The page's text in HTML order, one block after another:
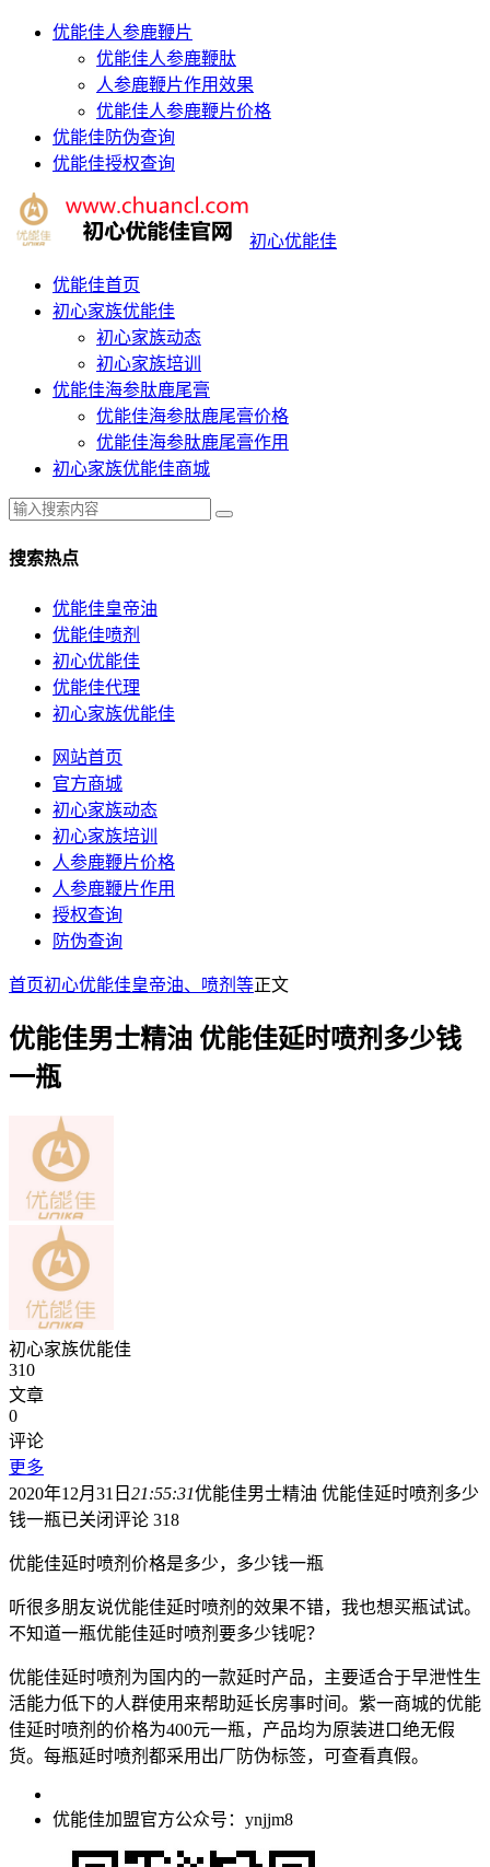
优能佳人参鹿鞭片
优能佳人参鹿鞭肽
人参鹿鞭片作用效果
优能佳人参鹿鞭片价格
优能佳防伪查询
优能佳授权查询
初心优能佳
优能佳首页
初心家族优能佳
初心家族动态
初心家族培训
优能佳海参肽鹿尾膏
优能佳海参肽鹿尾膏价格
优能佳海参肽鹿尾膏作用
初心家族优能佳商城
搜索热点
优能佳皇帝油
优能佳喷剂
初心优能佳
优能佳代理
初心家族优能佳
网站首页
官方商城
初心家族动态
初心家族培训
人参鹿鞭片价格
人参鹿鞭片作用
授权查询
防伪查询
首页初心优能佳皇帝油、喷剂等正文
优能佳男士精油 优能佳延时喷剂多少钱
一瓶
初心家族优能佳
310
文章
0
评论
更多
2020年12月31日 21:55:31优能佳男士精油 优能佳延时喷剂多少
钱一瓶已关闭评论 318
优能佳延时喷剂价格是多少，多少钱一瓶
听很多朋友说优能佳延时喷剂的效果不错，我也想买瓶试试。
不知道一瓶优能佳延时喷剂要多少钱呢？
优能佳延时喷剂为国内的一款延时产品，主要适合于早泄性生
活能力低下的人群使用来帮助延长房事时间。紫一商城的优能
佳延时喷剂的价格为400元一瓶，产品均为原装进口绝无假
货。每瓶延时喷剂都采用出厂防伪标签，可查看真假。
优能佳加盟官方公众号：ynjjm8